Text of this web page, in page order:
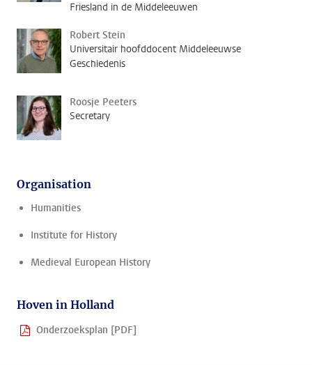
Friesland in de Middeleeuwen
Robert Stein
Universitair hoofddocent Middeleeuwse
Geschiedenis
Roosje Peeters
Secretary
Organisation
Humanities
Institute for History
Medieval European History
Hoven in Holland
Onderzoeksplan [PDF]